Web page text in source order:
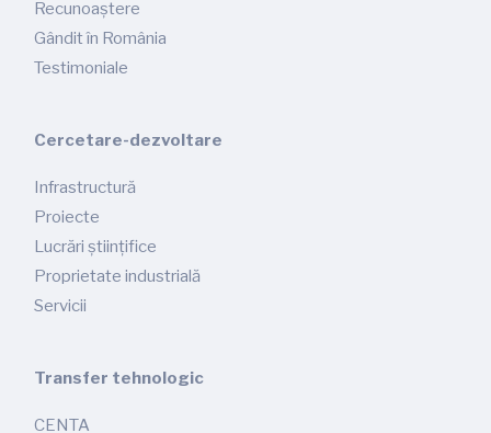
Recunoaștere
Gândit în România
Testimoniale
Cercetare-dezvoltare
Infrastructură
Proiecte
Lucrări științifice
Proprietate industrială
Servicii
Transfer tehnologic
CENTA